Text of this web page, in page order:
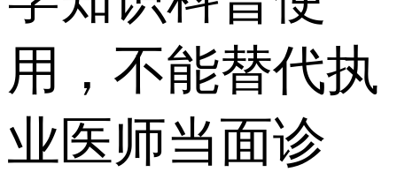
用，不能替代执
业医师当面诊